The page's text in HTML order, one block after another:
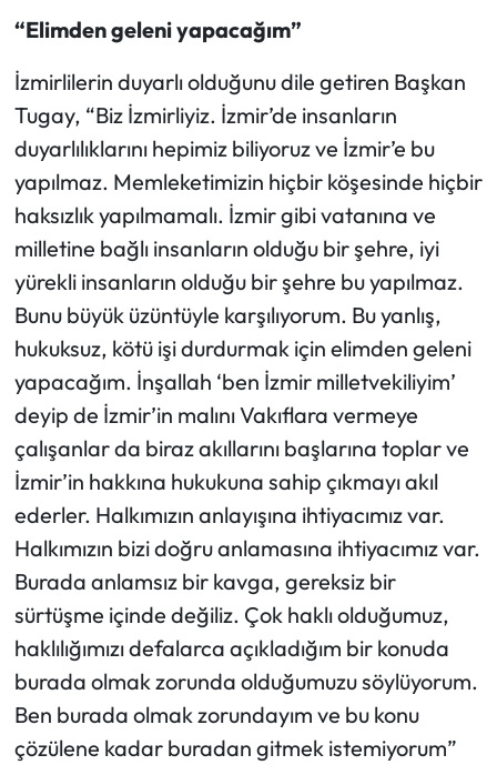
“Elimden geleni yapacağım”
İzmirlilerin duyarlı olduğunu dile getiren Başkan
Tugay, “Biz İzmirliyiz. İzmir’de insanların
duyarlılıklarını hepimiz biliyoruz ve İzmir’e bu
yapılmaz. Memleketimizin hiçbir köşesinde hiçbir
haksızlık yapılmamalı. İzmir gibi vatanına ve
milletine bağlı insanların olduğu bir şehre, iyi
yürekli insanların olduğu bir şehre bu yapılmaz.
Bunu büyük üzüntüyle karşılıyorum. Bu yanlış,
hukuksuz, kötü işi durdurmak için elimden geleni
yapacağım. İnşallah ‘ben İzmir milletvekiliyim’
deyip de İzmir’in malını Vakıflara vermeye
çalışanlar da biraz akıllarını başlarına toplar ve
İzmir’in hakkına hukukuna sahip çıkmayı akıl
ederler. Halkımızın anlayışına ihtiyacımız var.
Halkımızın bizi doğru anlamasına ihtiyacımız var.
Burada anlamsız bir kavga, gereksiz bir
sürtüşme içinde değiliz. Çok haklı olduğumuz,
haklılığımızı defalarca açıkladığım bir konuda
burada olmak zorunda olduğumuzu söylüyorum.
Ben burada olmak zorundayım ve bu konu
çözülene kadar buradan gitmek istemiyorum”